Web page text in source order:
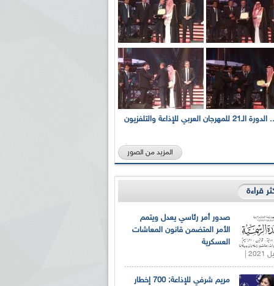
بالصور... الدورة الـ21 للمهرجان العربي للإذاعة والتلفزيون
المزيد من الصور
قراءة
صدور أمر رئاسي يعدل ويتمم
الأمر المتضمن قانون المعاشات
العسكرية
مريم شرفي للإذاعة: 700 إخطار